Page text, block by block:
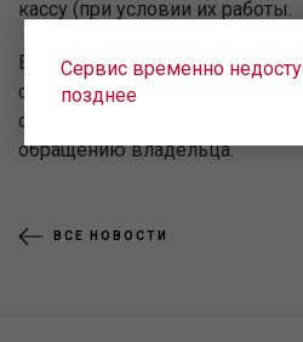
кассу (при условии их работы.
Вы также можете оформить
сертификату на третьих лиц
от владельца сертификата,
обращению владельца.
ВСЕ НОВОСТИ
Сервис временно
позднее